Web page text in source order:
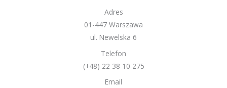
Adres
01-447 Warszawa
ul. Newelska 6
Telefon
(+48) 22 38 10 275
Email